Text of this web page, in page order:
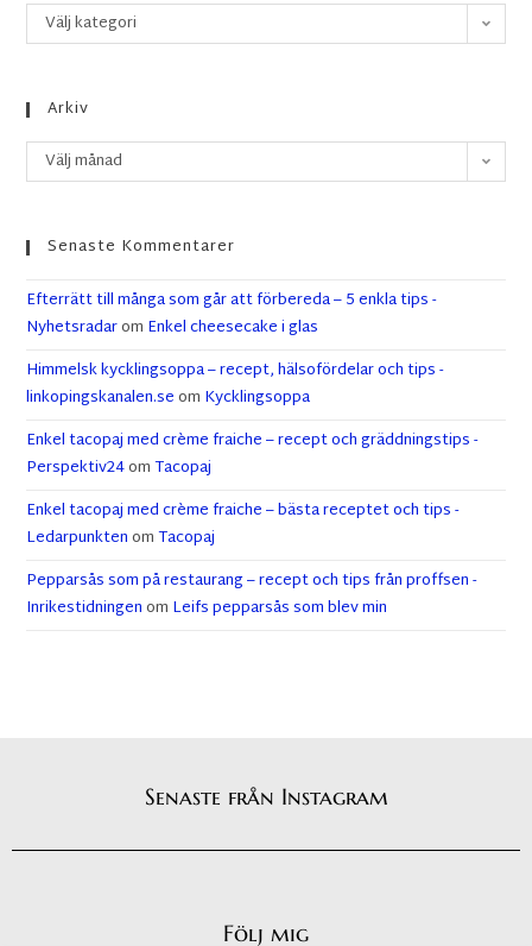
Välj kategori
Arkiv
Välj månad
Senaste Kommentarer
Efterrätt till många som går att förbereda – 5 enkla tips -
Nyhetsradarom Enkel cheesecake i glas
Himmelsk kycklingsoppa – recept, hälsofördelar och tips -
linkopingskanalen.seom Kycklingsoppa
Enkel tacopaj med crème fraiche – recept och gräddningstips -
Perspektiv24omTacopaj
Enkel tacopaj med crème fraiche – bästa receptet och tips -
LedarpunktenomTacopaj
Pepparsås som på restaurang – recept och tips från proffsen -
Inrikestidningenom Leifs pepparsås som blev min
Senaste från Instagram
Följ mig